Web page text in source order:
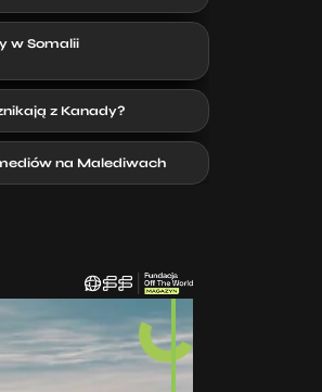
w Somalii
z Kanady?
na Malediwach